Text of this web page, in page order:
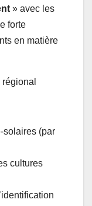
» avec les
forte
en matière
solaires (par
cultures